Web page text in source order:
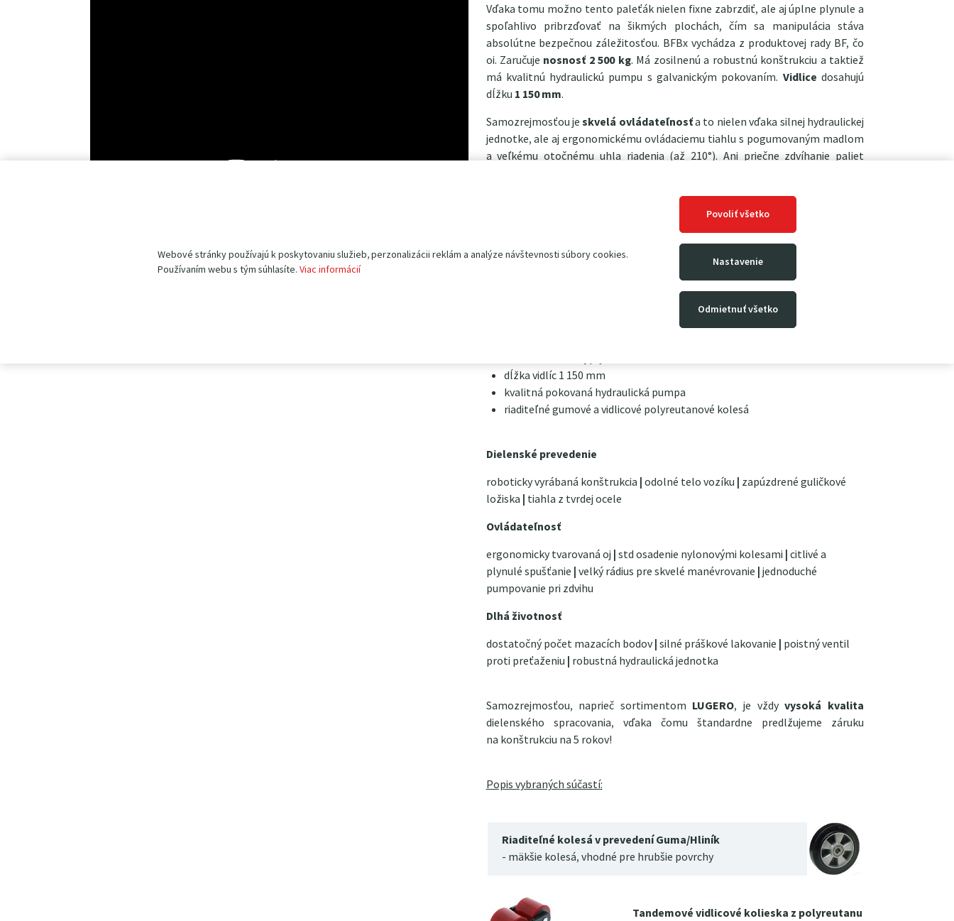
Webové stránky používajú k poskytovaniu služieb, perzonalizácii reklám a analýze návštevnosti súbory cookies.
Používaním webu s tým súhlasíte. Viac informácií
Povoliť všetko
Nastavenie
Odmietnuť všetko
Vďaka tomu možno tento paleťák nielen fixne zabrzdiť, ale aj úplne plynule a
spoľahlivo pribrzďovať na šikmých plochách, čím sa manipulácia stáva
absolútne bezpečnou záležitosťou. BFBx vychádza z produktovej rady BF, čo
oi. Zaručuje nosnosť 2 500 kg. Má zosilnenú a robustnú konštrukciu a taktiež
má kvalitnú hydraulickú pumpu s galvanickým pokovaním. Vidlice dosahujú
dĺžku 1 150 mm.
Samozrejmosťou jeskvelá ovládateľnosťa to nielen vďaka silnej hydraulickej
jednotke, ale aj ergonomickému ovládaciemu tiahlu s pogumovaným madlom
a veľkému otočnému uhla riadenia (až 210°). Ani priečne zdvíhanie paliet
bodov a silné práškové lakovanie sú zárukou dlhej životnosti. Vozík je osadený
prevedení tandem; vidlicové kolesá možno na želanie zameniť za gumové
alebo nylonové.
dĺžka vidlíc 1 150 mm
kvalitná pokovaná hydraulická pumpa
riaditeľné gumové a vidlicové polyreutanové kolesá
Dielenské prevedenie
roboticky vyrábaná konštrukcia |odolné telo vozíku | zapúzdrené guličkové
ložiska | tiahla z tvrdej ocele
Ovládateľnosť
ergonomicky tvarovaná oj |std osadenie nylonovými kolesami |citlivé a
plynulé spušťanie |velký rádius pre skvelé manévrovanie |jednoduché
pumpovanie pri zdvihu
Dlhá životnosť
dostatočný počet mazacích bodov|silné práškové lakovanie | poistný ventil
proti preťaženiu | robustná hydraulická jednotka
Samozrejmosťou, naprieč sortimentom LUGERO, je vždyvysoká kvalita
dielenského spracovania, vďaka čomu štandardne predlžujeme záruku
na konštrukciu na 5 rokov!
Popis vybraných súčastí:
Riaditeľné kolesá v prevedení Guma/Hliník
- mäkšie kolesá, vhodné pre hrubšie povrchy
Tandemové vidlicové kolieska z polyreutanu